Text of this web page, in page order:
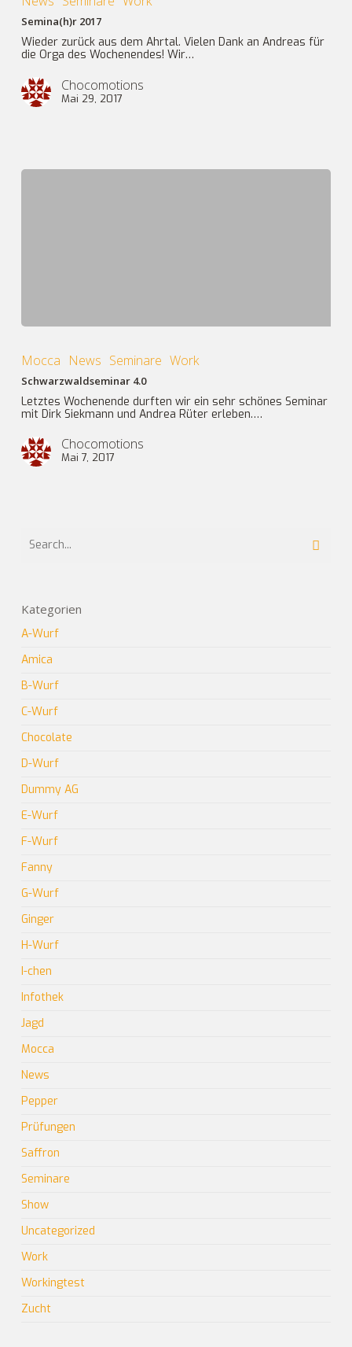
Semina(h)r 2017
Wieder zurück aus dem Ahrtal. Vielen Dank an Andreas für
die Orga des Wochenendes! Wir…
Chocomotions
Mai 29, 2017
Schwarzwaldseminar
Mocca News Seminare Work
Schwarzwaldseminar 4.0
Letztes Wochenende durften wir ein sehr schönes Seminar
mit Dirk Siekmann und Andrea Rüter erleben.…
Chocomotions
Mai 7, 2017
Kategorien
A-Wurf
Amica
B-Wurf
C-Wurf
Chocolate
D-Wurf
Dummy AG
E-Wurf
F-Wurf
Fanny
G-Wurf
Ginger
H-Wurf
I-chen
Infothek
Jagd
Mocca
News
Pepper
Prüfungen
Saffron
Seminare
Show
Uncategorized
Work
Workingtest
Zucht